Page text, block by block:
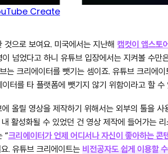
Create
것으로 보여요. 미국에서는 지난해 캡컷이 앱스토
넘었다고 하니 유튜브 입장에서는 지켜볼 수
크리에이터를 뺏기는 셈이죠. 유튜브 크리에
터를 타 플랫폼에 뺏기지 않기 위함이라고 할 수
올릴 영상을 제작하기 위해서는 외부의 툴을
성화될 수 있었던 건 영상 제작에 들어가는
“크리에이터가 언제 어디서나 자신이 좋아하는
. 유튜브 크리에이트는 비전공자도 쉽게 이용할